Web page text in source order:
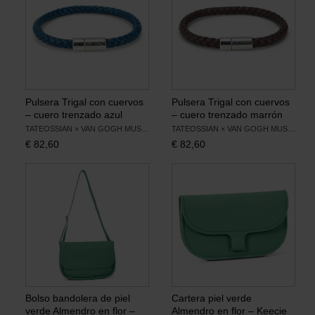
Pulsera Trigal con cuervos
– cuero trenzado azul
€ 82,60
Pulsera Trigal con cuervos
– cuero trenzado marrón
€ 82,60
Bolso bandolera de piel
verde Almendro en flor –
Cartera piel verde
Almendro en flor – Keecie